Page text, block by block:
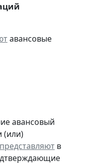
авансовые
авансовый
(или)
представляют в